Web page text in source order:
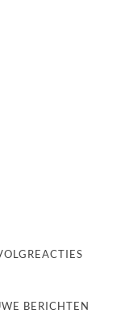
BERICHTEN